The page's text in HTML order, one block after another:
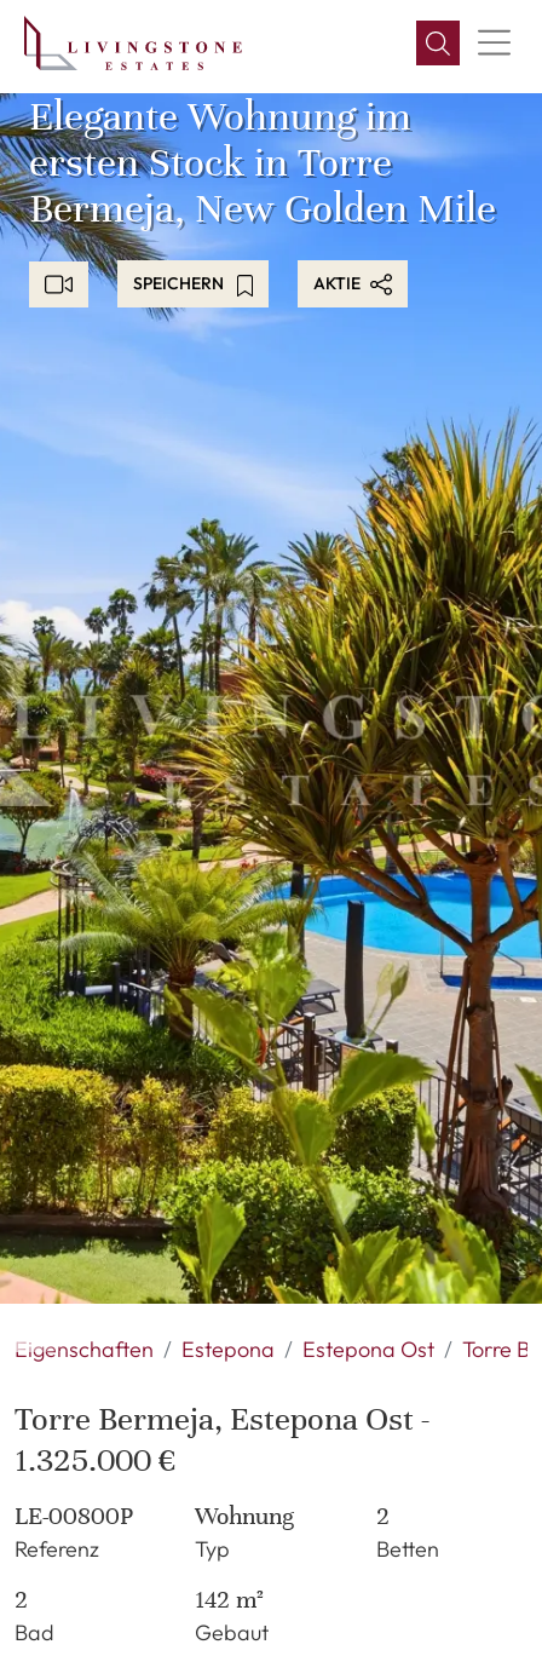
Elegante Wohnung im
ersten Stock in Torre
Bermeja, New Golden Mile
SPEICHERN AKTIE
Eigenschaften Estepona Estepona Ost Torre
Torre Bermeja, Estepona Ost -
1.325.000 €
LE-00800P
Referenz
Wohnung
Typ
2
Betten
2
Bad
142 m²
Gebaut